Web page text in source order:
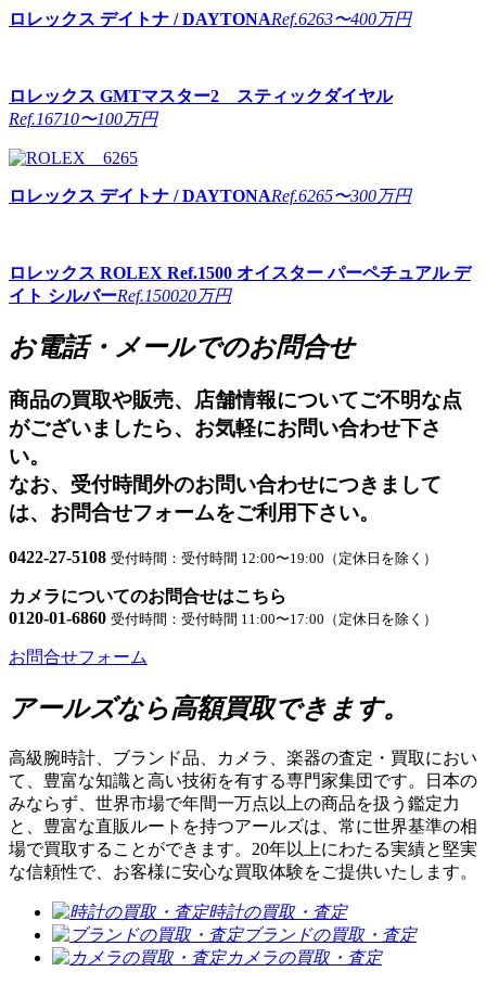
ロレックス デイトナ / DAYTONARef.6263〜400万円
ロレックス GMTマスター2 スティックダイヤル
Ref.16710〜100万円
ロレックス デイトナ / DAYTONARef.6265〜300万円
ロレックス ROLEX Ref.1500 オイスター パーペチュアル デ
イト シルバーRef.150020万円
お電話・メールでのお問合せ
商品の買取や販売、店舗情報についてご不明な点
がございましたら、お気軽にお問い合わせ下さ
い。
なお、受付時間外のお問い合わせにつきまして
は、お問合せフォームをご利用下さい。
0422-27-5108 受付時間：受付時間 12:00〜19:00（定休日を除く）
カメラについてのお問合せはこちら
0120-01-6860 受付時間：受付時間 11:00〜17:00（定休日を除く）
お問合せフォーム
アールズなら高額買取できます。
高級腕時計、ブランド品、カメラ、楽器の査定・買取におい
て、豊富な知識と高い技術を有する専門家集団です。日本の
みならず、世界市場で年間一万点以上の商品を扱う鑑定力
と、豊富な直販ルートを持つアールズは、常に世界基準の相
場で買取することができます。20年以上にわたる実績と堅実
な信頼性で、お客様に安心な買取体験をご提供いたします。
時計の買取・査定
ブランドの買取・査定
カメラの買取・査定